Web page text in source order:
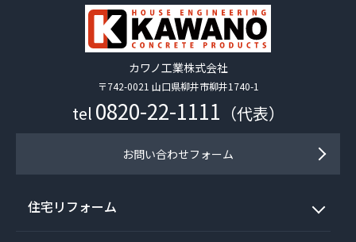
カワノ工業株式会社
〒742-0021 山口県柳井市柳井1740-1
tel 0820-22-1111 （代表）
お問い合わせフォーム
住宅リフォーム